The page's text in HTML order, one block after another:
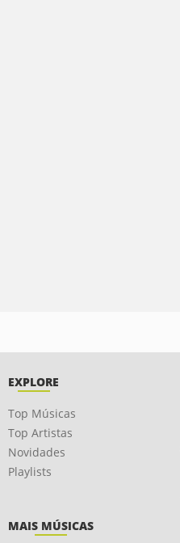
EXPLORE
Top Músicas
Top Artistas
Novidades
Playlists
MAIS MÚSICAS